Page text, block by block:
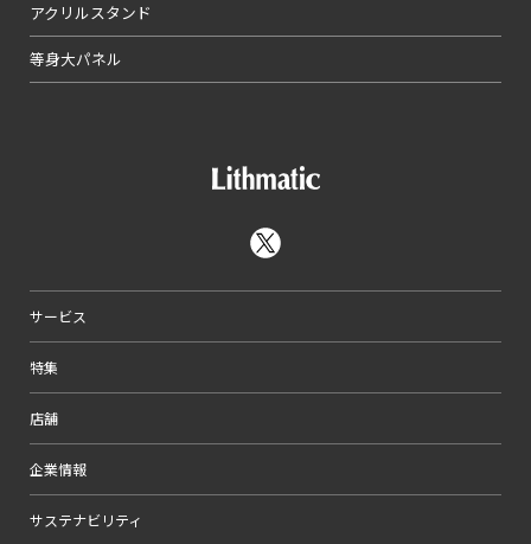
アクリルスタンド
等身大パネル
サービス
特集
店舗
企業情報
サステナビリティ